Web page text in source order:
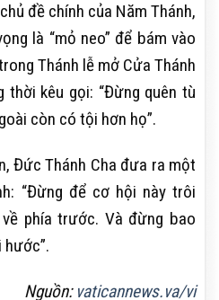
đề chính của Năm Thánh,
là “mỏ neo” để bám vào
Thánh lễ mở Cửa Thánh
thời kêu gọi: “Đừng quên tù
còn có tội hơn họ”.
Đức Thánh Cha đưa ra một
“Đừng để cơ hội này trôi
phía trước. Và đừng bao
hước”.
Nguồn: vaticannews.va/vi